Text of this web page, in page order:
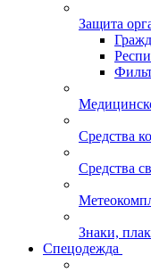
Защита
Средства
Средства
Знаки,
Спецодежда